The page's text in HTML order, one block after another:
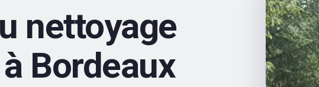
nettoyage
Bordeaux